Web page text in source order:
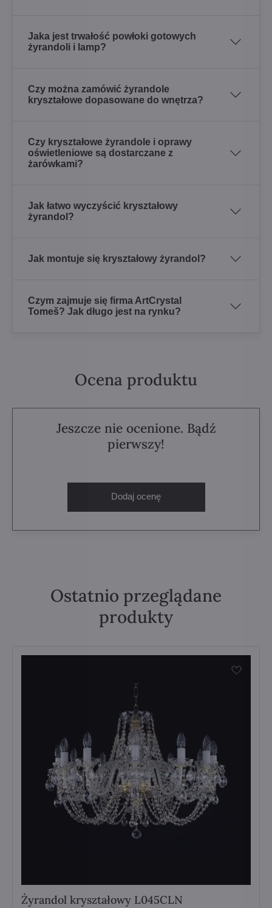
Jaka jest trwałość powłoki gotowych
żyrandoli i lamp?
Czy można zamówić żyrandole
kryształowe dopasowane do wnętrza?
Czy kryształowe żyrandole i oprawy
oświetleniowe są dostarczane z
żarówkami?
Jak łatwo wyczyścić kryształowy
żyrandol?
Jak montuje się kryształowy żyrandol?
Czym zajmuje się firma ArtCrystal
Tomeš? Jak długo jest na rynku?
Ocena produktu
Jeszcze nie ocenione. Bądź
pierwszy!
Dodaj ocenę
Ostatnio przeglądane
produkty
Żyrandol kryształowy L045CLN